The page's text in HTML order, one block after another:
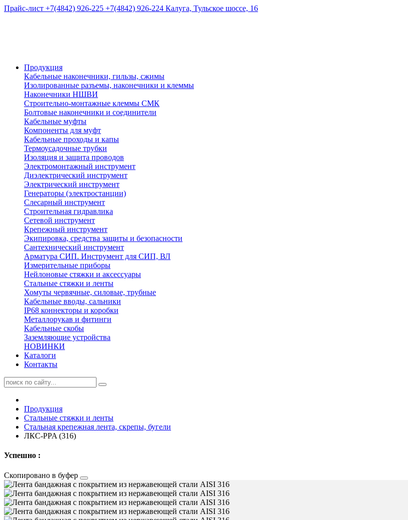
Прайс-лист +7(4842) 926-225 +7(4842) 926-224 Калуга, Тульское шоссе, 16
Продукция
Кабельные наконечники, гильзы, сжимы
Изолированные разъемы, наконечники и клеммы
Наконечники НШВИ
Строительно-монтажные клеммы СМК
Болтовые наконечники и соединители
Кабельные муфты
Компоненты для муфт
Кабельные проходы и капы
Термоусадочные трубки
Изоляция и защита проводов
Электромонтажный инструмент
Диэлектрический инструмент
Электрический инструмент
Генераторы (электростанции)
Слесарный инструмент
Строительная гидравлика
Сетевой инструмент
Крепежный инструмент
Экипировка, средства защиты и безопасности
Сантехнический инструмент
Арматура СИП. Инструмент для СИП, ВЛ
Измерительные приборы
Нейлоновые стяжки и аксессуары
Стальные стяжки и ленты
Хомуты червячные, силовые, трубные
Кабельные вводы, сальники
IP68 коннекторы и коробки
Металлорукав и фитинги
Кабельные скобы
Заземляющие устройства
НОВИНКИ
Каталоги
Контакты
Продукция
Стальные стяжки и ленты
Стальная крепежная лента, скрепы, бугели
ЛКС-PPA (316)
Успешно :
Скопировано в буфер